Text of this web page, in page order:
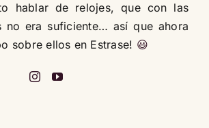
hablar de relojes, que con las
no era suficiente… así que ahora
sobre ellos en Estrase! 😃